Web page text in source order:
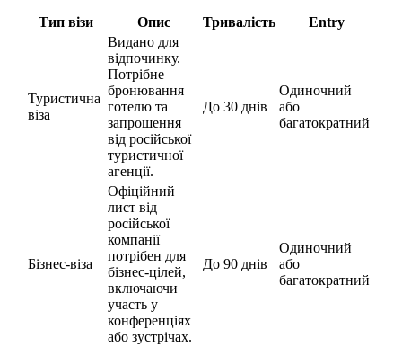
Тип візи Опис Тривалість Entry
Туристична
віза
Видано для
відпочинку.
Потрібне
бронювання
готелю та
запрошення
від російської
туристичної
агенції.
До 30 днів
Одиночний
або
багатократний
Бізнес-віза
Офіційний
лист від
російської
компанії
потрібен для
бізнес-цілей,
включаючи
участь у
конференціях
або зустрічах.
До 90 днів
Одиночний
або
багатократний